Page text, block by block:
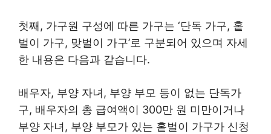
첫째, 가구원 구성에 따른 가구는 ‘단독 가구, 홑
벌이 가구, 맞벌이 가구’로 구분되어 있으며 자세
한 내용은 다음과 같습니다.
배우자, 부양 자녀, 부양 부모 등이 없는 단독가
구, 배우자의 총 급여액이 300만 원 미만이거나
부양 자녀, 부양 부모가 있는 홑벌이 가구가 신청